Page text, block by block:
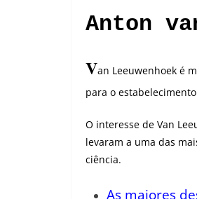
Anton
Van Leeuwenhoek é
para o
O interesse de Van
levaram a uma das
ciência.
As maiores